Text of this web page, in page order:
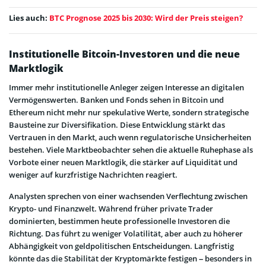
Lies auch: BTC Prognose 2025 bis 2030: Wird der Preis steigen?
Institutionelle Bitcoin-Investoren und die neue
Marktlogik
Immer mehr institutionelle Anleger zeigen Interesse an digitalen
Vermögenswerten. Banken und Fonds sehen in Bitcoin und
Ethereum nicht mehr nur spekulative Werte, sondern strategische
Bausteine zur Diversifikation. Diese Entwicklung stärkt das
Vertrauen in den Markt, auch wenn regulatorische Unsicherheiten
bestehen. Viele Marktbeobachter sehen die aktuelle Ruhephase als
Vorbote einer neuen Marktlogik, die stärker auf Liquidität und
weniger auf kurzfristige Nachrichten reagiert.
Analysten sprechen von einer wachsenden Verflechtung zwischen
Krypto- und Finanzwelt. Während früher private Trader
dominierten, bestimmen heute professionelle Investoren die
Richtung. Das führt zu weniger Volatilität, aber auch zu höherer
Abhängigkeit von geldpolitischen Entscheidungen. Langfristig
könnte das die Stabilität der Kryptomärkte festigen – besonders in